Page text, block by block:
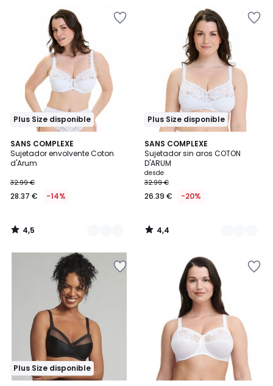
Plus Size disponible
SANS COMPLEXE
Sujetador envolvente Coton
d'Arum
32.99 €
28.37 € -14%
4,5
/ 5
2
Colores
4,5
/
Plus Size disponible
SANS COMPLEXE
Sujetador sin aros COTON
D'ARUM
desde
32.99 €
26.39 € -20%
4,4
/ 5
2
Colores
4,4
/
Plus Size disponible